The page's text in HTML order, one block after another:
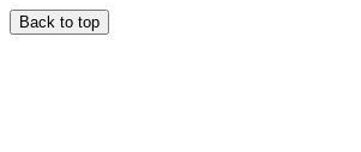
Back to top